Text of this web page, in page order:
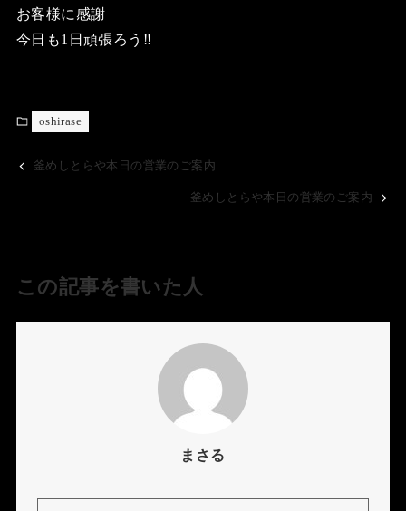
お客様に感謝
今日も1日頑張ろう‼️
oshirase
釜めしとらや本日の営業のご案内
釜めしとらや本日の営業のご案内
この記事を書いた人
まさる